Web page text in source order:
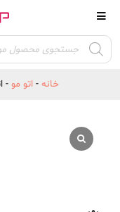
Products
search
خانه - اتو مو -